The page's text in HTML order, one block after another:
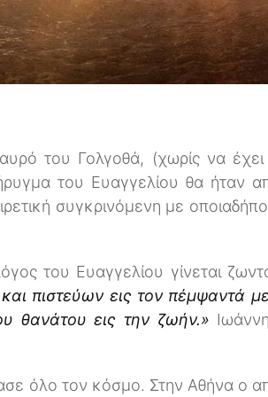
του Γολγοθά, (χωρίς να
του Ευαγγελίου θα ήταν
συγκρινόμενη με
του Ευαγγελίου γίνεται
πιστεύων εις τον πέμψαντά
θανάτου εις την ζωήν.»
όλο τον κόσμο. Στην Αθήνα ο